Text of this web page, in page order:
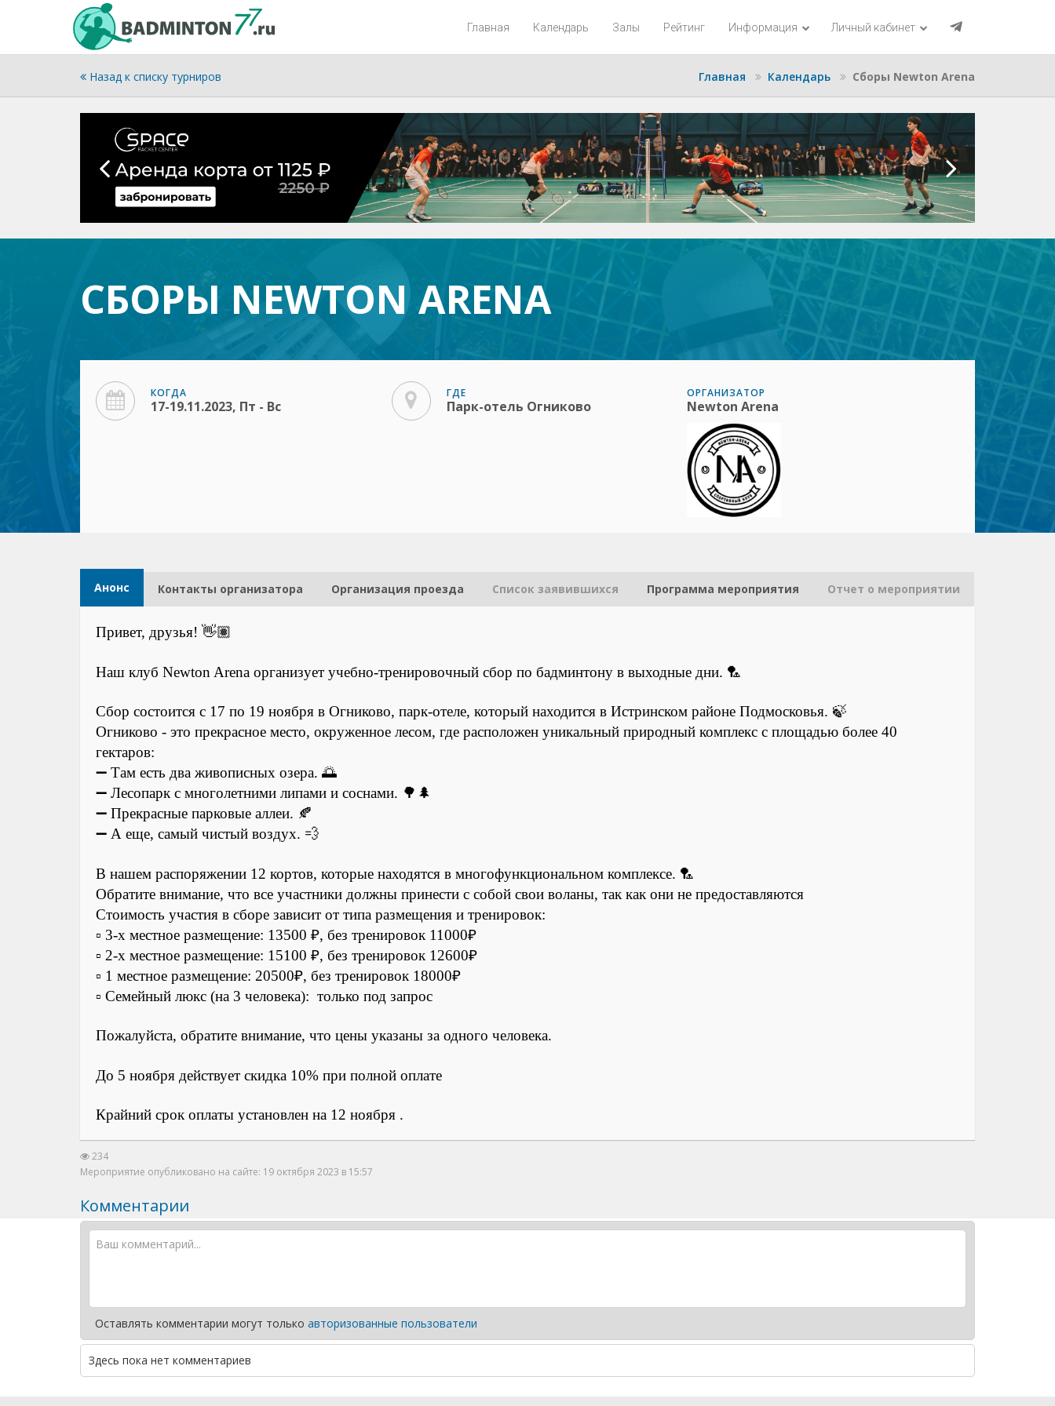
Главная Календарь Залы Рейтинг Информация Личный кабинет
Назад к списку турниров Главная Календарь Сборы Newton Arena
СБОРЫ NEWTON ARENA
КОГДА
17-19.11.2023, Пт - Вс
ГДЕ
Парк-отель Огниково
ОРГАНИЗАТОР
Newton Arena
Анонс Контакты организатора​ Организация проезда Список заявившихся Программа мероприятия Отчет о мероприятии
Привет, друзья! 👋🏽
Наш клуб Newton Arena организует учебно-тренировочный сбор по бадминтону в выходные дни. 🏸
Сбор состоится с 17 по 19 ноября в Огниково, парк-отеле, который находится в Истринском районе Подмосковья. 🍃
Огниково - это прекрасное место, окруженное лесом, где расположен уникальный природный комплекс с площадью более 40
гектаров:
➖ Там есть два живописных озера. 🌅
➖ Лесопарк с многолетними липами и соснами. 🌳🌲
➖ Прекрасные парковые аллеи. 🍂
➖ А еще, самый чистый воздух. 💨
В нашем распоряжении 12 кортов, которые находятся в многофункциональном комплексе. 🏸
Обратите внимание, что все участники должны принести с собой свои воланы, так как они не предоставляются
Стоимость участия в сборе зависит от типа размещения и тренировок:
▫️ 3-х местное размещение: 13500 ₽, без тренировок 11000₽
▫️ 2-х местное размещение: 15100 ₽, без тренировок 12600₽
▫️ 1 местное размещение: 20500₽, без тренировок 18000₽
▫️ Семейный люкс (на 3 человека): только под запрос
Пожалуйста, обратите внимание, что цены указаны за одного человека.
До 5 ноября действует скидка 10% при полной оплате
Крайний срок оплаты установлен на 12 ноября .
234
Мероприятие опубликовано на сайте: 19 октября 2023 в 15:57
Комментарии
Оставлять комментарии могут только авторизованные пользователи
Здесь пока нет комментариев